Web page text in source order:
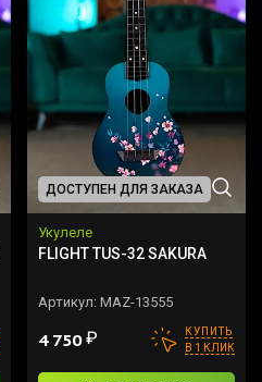
ДОСТУПЕН ДЛЯ ЗАКАЗА
Укулеле
FLIGHT TUS-32 SAKURA
Артикул: MAZ-13555
4 750₽
КУПИТЬ
В 1 КЛИК